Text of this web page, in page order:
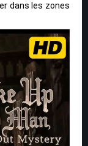
dans les zones